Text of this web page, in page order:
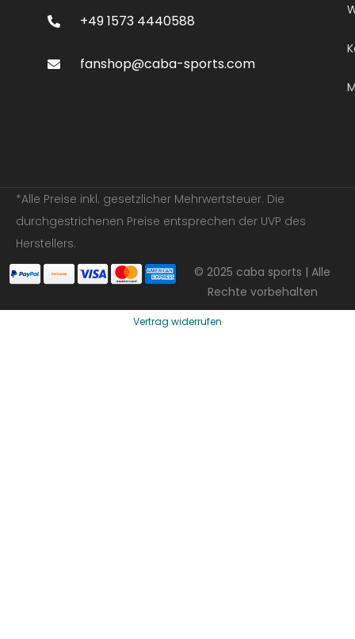
+49 1573 4440588
fanshop@caba-sports.com
*Alle Preise inkl. gesetzlicher Mehrwertsteuer. Die
durchgestrichenen Preise entsprechen der UVP des
Herstellers.
© 2025 caba sports | Alle
Rechte vorbehalten
Vertrag widerrufen